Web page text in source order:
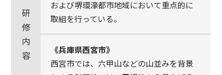
研
修
内
容
および堺環濠都市地域において重点的に
取組を行っている。
《兵庫県西宮市》
西宮市では、六甲山などの山並みを背景